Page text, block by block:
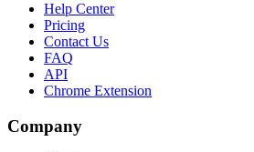
Help Center
Pricing
Contact Us
FAQ
API
Chrome Extension
Company